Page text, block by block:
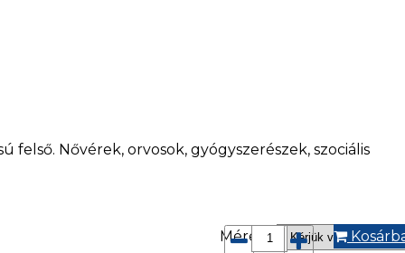
Nővérek, orvosok, gyógyszerészek, szociális
Méret*: